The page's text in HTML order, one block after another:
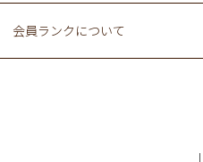
会員ランクについて